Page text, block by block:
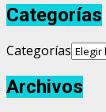
Categorías
Categorías
Archivos